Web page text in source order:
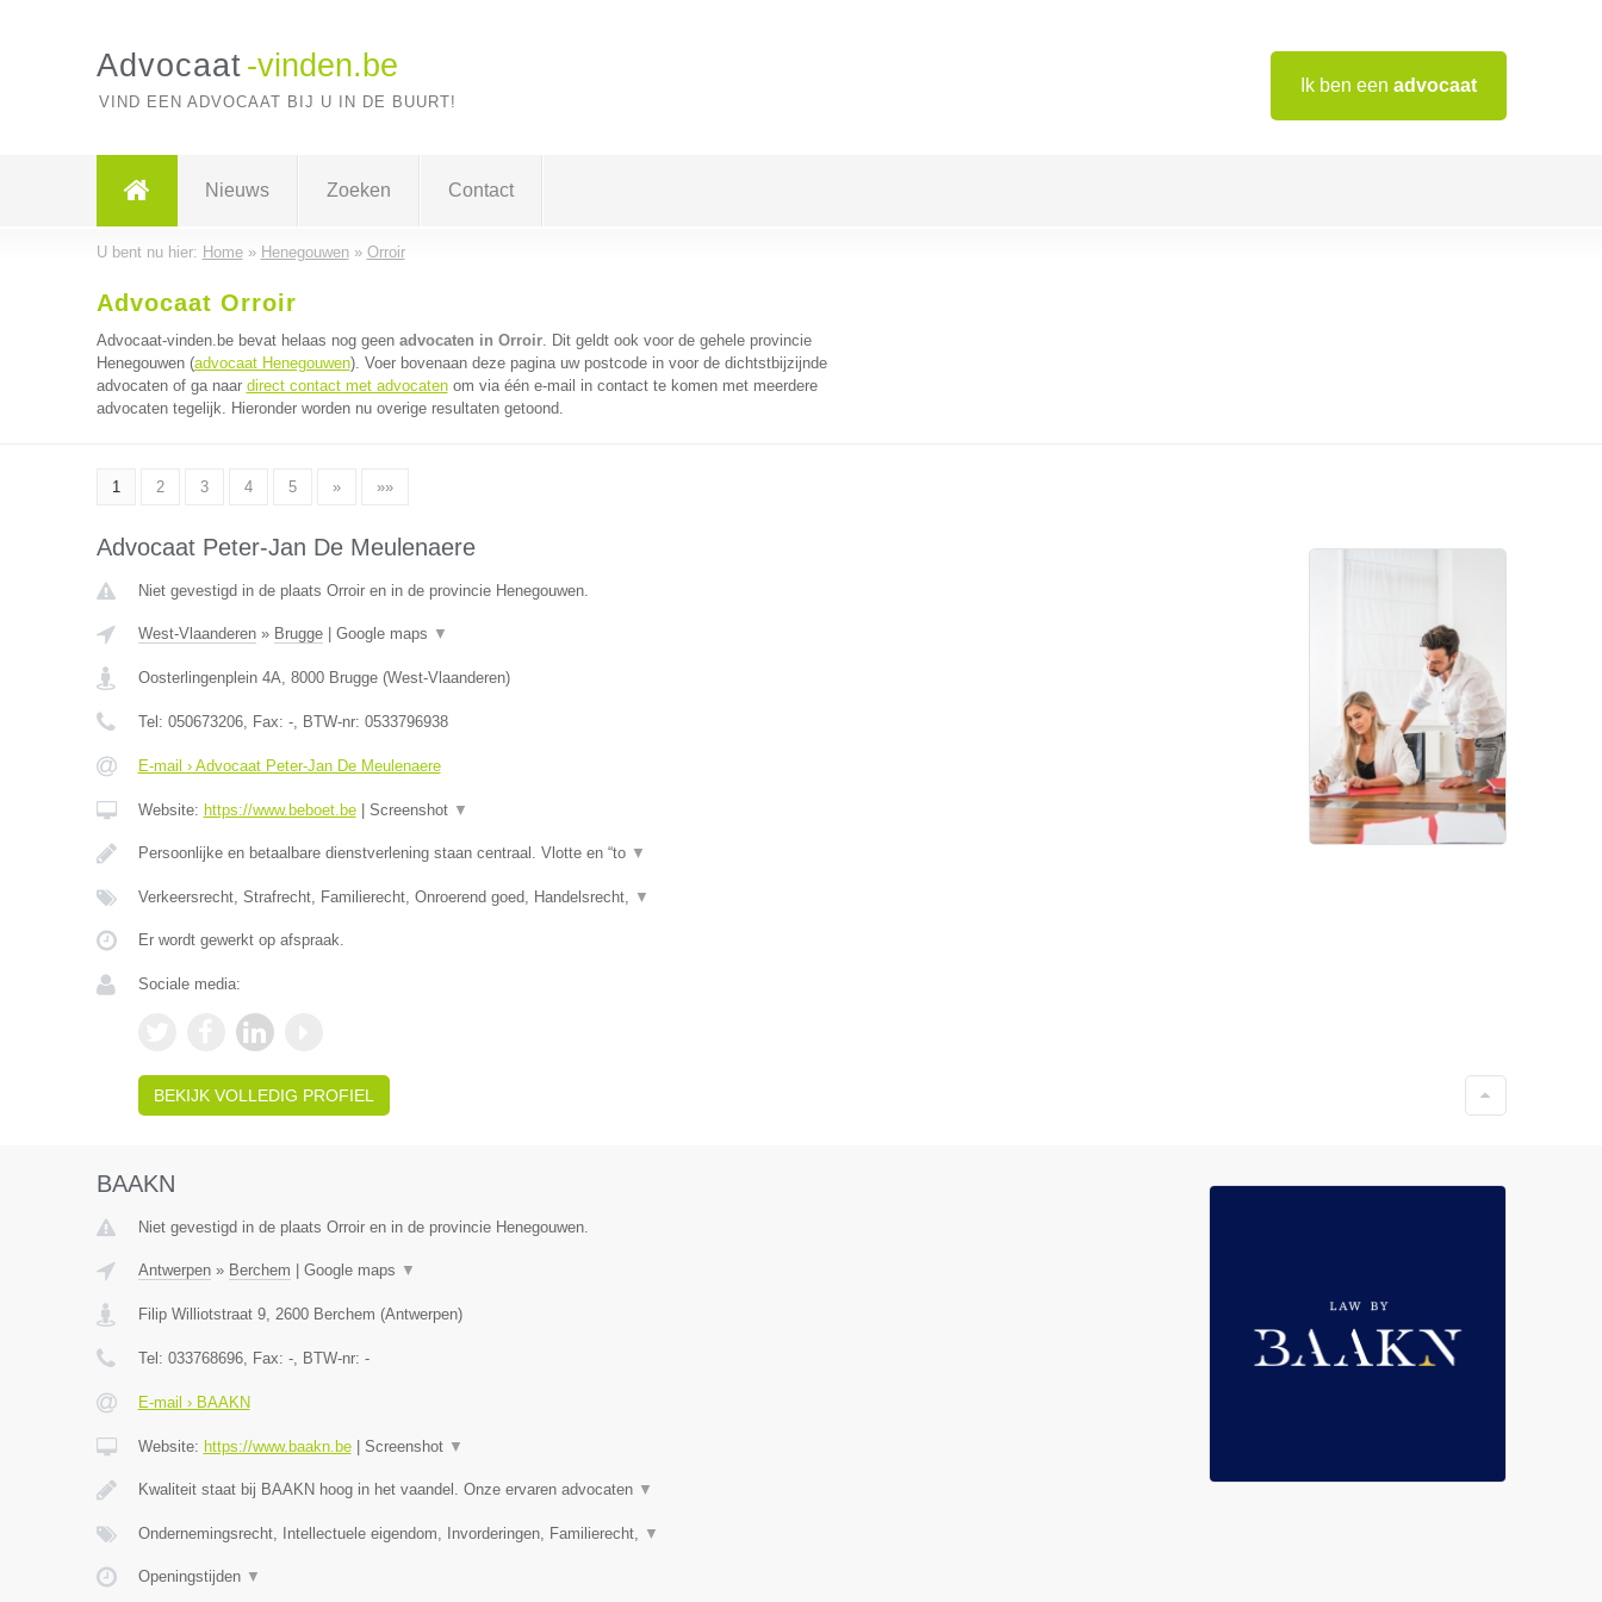
Ik ben een advocaat
Advocaat -vinden.be
VIND EEN ADVOCAAT BIJ U IN DE BUURT!
Nieuws Zoeken Contact
U bent nu hier: Home» Henegouwen» Orroir
Advocaat Orroir
Advocaat-vinden.be bevat helaas nog geen advocaten in Orroir. Dit geldt ook voor de gehele provincie
Henegouwen (advocaat Henegouwen). Voer bovenaan deze pagina uw postcode in voor de dichtstbijzijnde
advocaten of ga naar direct contact met advocatenom via één e-mail in contact te komen met meerdere
advocaten tegelijk. Hieronder worden nu overige resultaten getoond.
1 2 3 4 5 » »»
Advocaat Peter-Jan De Meulenaere
Niet gevestigd in de plaats Orroir en in de provincie Henegouwen.
West-Vlaanderen» Brugge| Google maps ▼
Oosterlingenplein 4A, 8000 Brugge(West-Vlaanderen)
Tel: 050673206, Fax: -, BTW-nr: 0533796938
E-mail › Advocaat Peter-Jan De Meulenaere
Website: https://www.beboet.be| Screenshot ▼
Persoonlijke en betaalbare dienstverlening staan centraal. Vlotte en “to ▼
Verkeersrecht, Strafrecht, Familierecht, Onroerend goed, Handelsrecht, ▼
Er wordt gewerkt op afspraak.
Sociale media:
BEKIJK VOLLEDIG PROFIEL
BAAKN
Niet gevestigd in de plaats Orroir en in de provincie Henegouwen.
Antwerpen» Berchem Google maps ▼
Filip Williotstraat 9, 2600 Berchem (Antwerpen)
Tel: 033768696, Fax: -, BTW-nr: -
E-mail › BAAKN
Website: https://www.baakn.be| Screenshot ▼
Kwaliteit staat bij BAAKN hoog in het vaandel. Onze ervaren advocaten ▼
Ondernemingsrecht, Intellectuele eigendom, Invorderingen, Familierecht, ▼
Openingstijden ▼